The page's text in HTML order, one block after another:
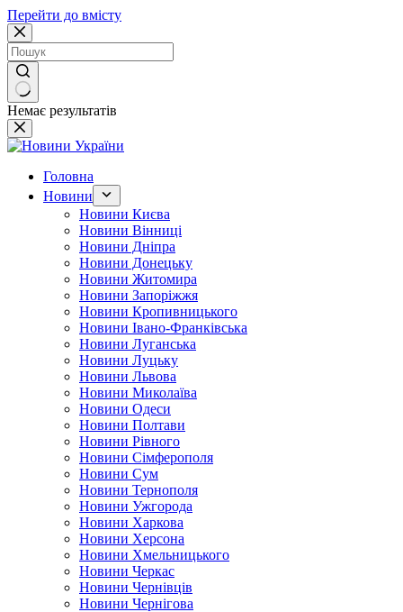
Перейти до вмісту
Немає результатів
Головна
Новини
Новини Києва
Новини Вінниці
Новини Дніпра
Новини Донецьку
Новини Житомира
Новини Запоріжжя
Новини Кропивницького
Новини Івано-Франківська
Новини Луганська
Новини Луцьку
Новини Львова
Новини Миколаїва
Новини Одеси
Новини Полтави
Новини Рівного
Новини Сімферополя
Новини Сум
Новини Тернополя
Новини Ужгорода
Новини Харкова
Новини Херсона
Новини Хмельницького
Новини Черкас
Новини Чернівців
Новини Чернігова